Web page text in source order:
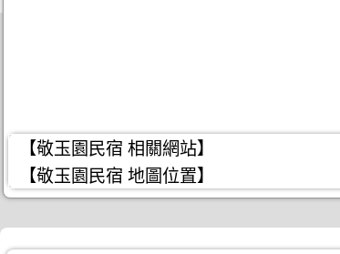
【敬玉園民宿 相關網站】
【敬玉園民宿 地圖位置】